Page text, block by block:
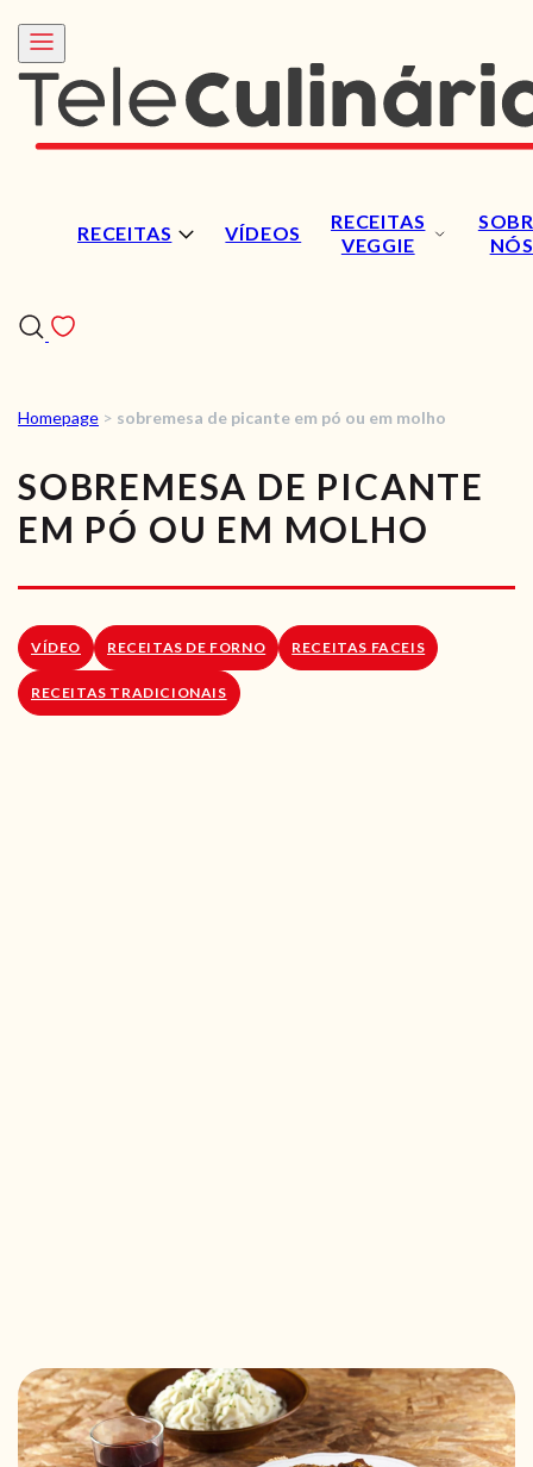
RECEITAS VÍDEOS
RECEITAS
VEGGIE
NÓS
RECEITAS
VÍDEOS
RECEITAS VEGGIE
LOJA ONLINE
Homepage > sobremesa de picante em pó ou em molho
SOBREMESA DE PICANTE
EM PÓ OU EM MOLHO
VÍDEO RECEITAS DE FORNO RECEITAS FACEIS
RECEITAS TRADICIONAIS